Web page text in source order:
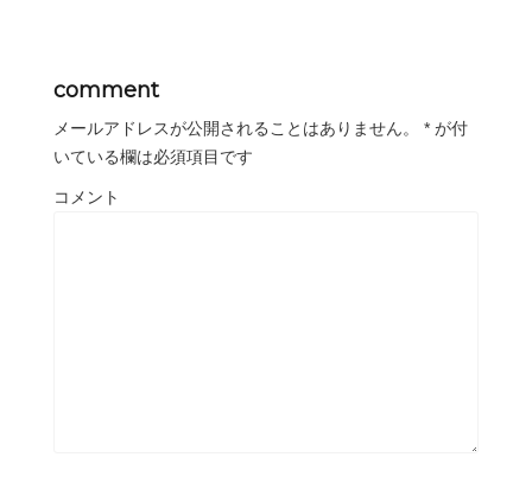
comment
メールアドレスが公開されることはありません。 * が付
いている欄は必須項目です
コメント